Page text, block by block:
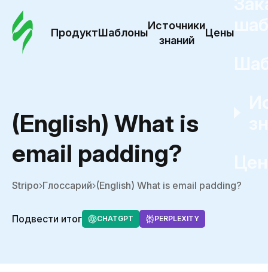
ПродуктШаблоны
Источники
знаний
Цены
(English) What is
email padding?
Stripo Глоссарий (English) What is email padding?
Подвести итог CHATGPT PERPLEXITY